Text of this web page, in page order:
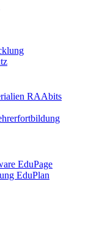
RAAbits
EduPage
EduPlan